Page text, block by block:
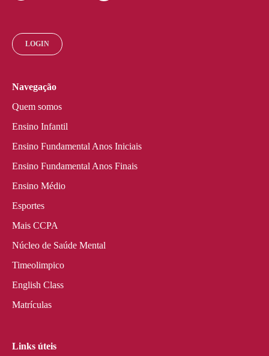
LOGIN
Navegação
Quem somos
Ensino Infantil
Ensino Fundamental Anos Iniciais
Ensino Fundamental Anos Finais
Ensino Médio
Esportes
Mais CCPA
Núcleo de Saúde Mental
Timeolimpico
English Class
Matrículas
Links úteis